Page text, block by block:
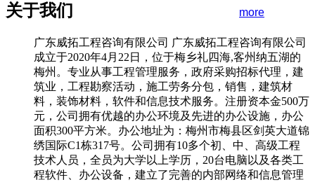
关于我们 more
广东威拓工程咨询有限公司 广东威拓工程咨询有限公司
成立于2020年4月22日，位于梅乡礼四海,客州纳五湖的
梅州。专业从事工程管理服务，政府采购招标代理，建
筑业，工程勘察活动，施工劳务分包，销售，建筑材
料，装饰材料，软件和信息技术服务。注册资本金500万
元，公司拥有优越的办公环境及先进的办公设施，办公
面积300平方米。办公地址为：梅州市梅县区剑英大道锦
绣国际C1栋317号。公司拥有10多个初、中、高级工程
技术人员，全员为大学以上学历，20台电脑以及各类工
程软件、办公设备，建立了完善的内部网络和信息管理